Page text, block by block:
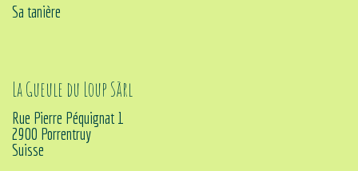
Sa tanière
La Gueule du Loup Sàrl
Rue Pierre Péquignat 1
2900 Porrentruy
Suisse